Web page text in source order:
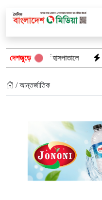
দেশজুড়ে
হাসপাতালে কক্সবাজার
/ আন্তর্জাতিক